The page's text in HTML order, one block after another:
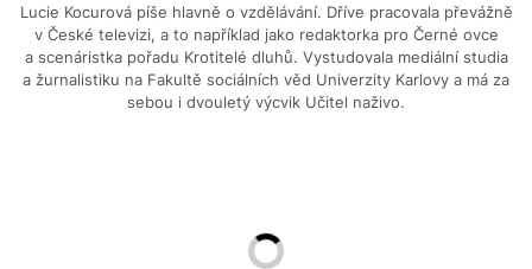
Lucie Kocurová píše hlavně o vzdělávání. Dříve pracovala převážně
v České televizi, a to například jako redaktorka pro Černé ovce
a scenáristka pořadu Krotitelé dluhů. Vystudovala mediální studia
a žurnalistiku na Fakultě sociálních věd Univerzity Karlovy a má za
sebou i dvouletý výcvik Učitel naživo.